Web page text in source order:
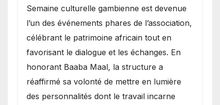
Semaine culturelle gambienne est devenue
l’un des événements phares de l’association,
célébrant le patrimoine africain tout en
favorisant le dialogue et les échanges. En
honorant Baaba Maal, la structure a
réaffirmé sa volonté de mettre en lumière
des personnalités dont le travail incarne